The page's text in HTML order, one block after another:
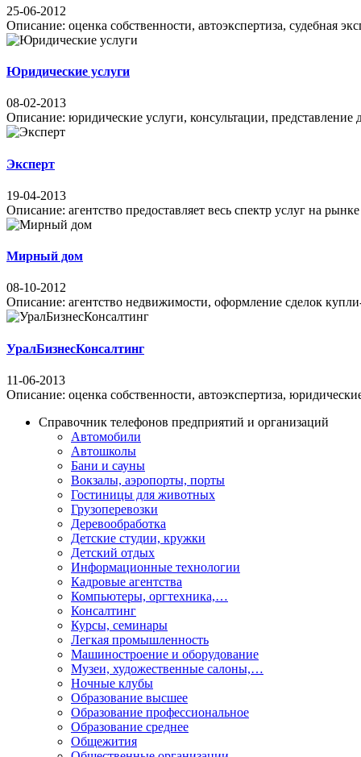
25-06-2012
Описание: оценка собственности, автоэкспертиза, судебная
Юридические услуги
08-02-2013
Описание: юридические услуги, консультации,
Эксперт
19-04-2013
Описание: агентство предоставляет весь спектр услуг на
Мирный дом
08-10-2012
Описание: агентство недвижимости, оформление сделок
УралБизнесКонсалтинг
11-06-2013
Описание: оценка собственности, автоэкспертиза,
Справочник телефонов предприятий и организаций
Автомобили
Автошколы
Бани и сауны
Вокзалы, аэропорты, порты
Гостиницы для животных
Грузоперевозки
Деревообработка
Детские студии, кружки
Детский отдых
Информационные технологии
Кадровые агентства
Компьютеры, оргтехника,…
Консалтинг
Курсы, семинары
Легкая промышленность
Машиностроение и оборудование
Музеи, художественные салоны,…
Ночные клубы
Образование высшее
Образование профессиональное
Образование среднее
Общежития